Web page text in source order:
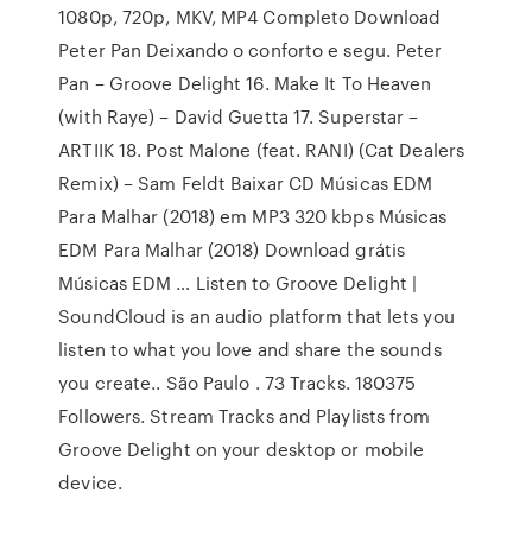
1080p, 720p, MKV, MP4 Completo Download
Peter Pan Deixando o conforto e segu. Peter
Pan – Groove Delight 16. Make It To Heaven
(with Raye) – David Guetta 17. Superstar –
ARTIIK 18. Post Malone (feat. RANI) (Cat Dealers
Remix) – Sam Feldt Baixar CD Músicas EDM
Para Malhar (2018) em MP3 320 kbps Músicas
EDM Para Malhar (2018) Download grátis
Músicas EDM … Listen to Groove Delight |
SoundCloud is an audio platform that lets you
listen to what you love and share the sounds
you create.. São Paulo . 73 Tracks. 180375
Followers. Stream Tracks and Playlists from
Groove Delight on your desktop or mobile
device.